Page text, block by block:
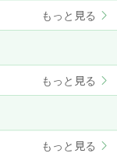
もっと見る
もっと見る
もっと見る